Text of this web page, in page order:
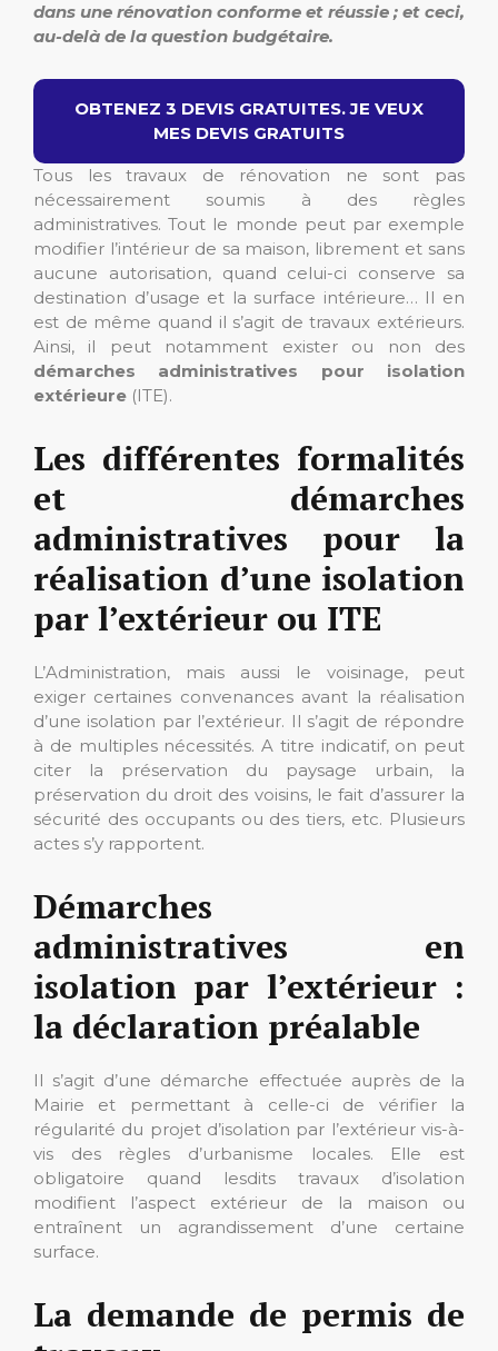
dans une rénovation conforme et réussie ; et ceci,
au-delà de la question budgétaire.
OBTENEZ 3 DEVIS GRATUITES. JE VEUX
MES DEVIS GRATUITS
Tous les travaux de rénovation ne sont pas
nécessairement soumis à des règles
administratives. Tout le monde peut par exemple
modifier l’intérieur de sa maison, librement et sans
aucune autorisation, quand celui-ci conserve sa
destination d’usage et la surface intérieure… Il en
est de même quand il s’agit de travaux extérieurs.
Ainsi, il peut notamment exister ou non des
démarches administratives pour isolation
extérieure (ITE).
Les différentes formalités
et démarches
administratives pour la
réalisation d’une isolation
par l’extérieur ou ITE
L’Administration, mais aussi le voisinage, peut
exiger certaines convenances avant la réalisation
d’une isolation par l’extérieur. Il s’agit de répondre
à de multiples nécessités. A titre indicatif, on peut
citer la préservation du paysage urbain, la
préservation du droit des voisins, le fait d’assurer la
sécurité des occupants ou des tiers, etc. Plusieurs
actes s’y rapportent.
Démarches
administratives en
isolation par l’extérieur :
la déclaration préalable
Il s’agit d’une démarche effectuée auprès de la
Mairie et permettant à celle-ci de vérifier la
régularité du projet d’isolation par l’extérieur vis-à-
vis des règles d’urbanisme locales. Elle est
obligatoire quand lesdits travaux d’isolation
modifient l’aspect extérieur de la maison ou
entraînent un agrandissement d’une certaine
surface.
La demande de permis de